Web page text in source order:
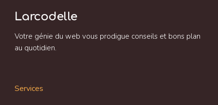
Larcodelle
Votre génie du web vous prodigue conseils et bons plan
au quotidien.
Services